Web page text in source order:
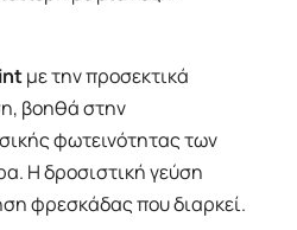
με την προσεκτικά
βοηθά στην
φωτεινότητας των
Η δροσιστική γεύση
φρεσκάδας που διαρκεί.